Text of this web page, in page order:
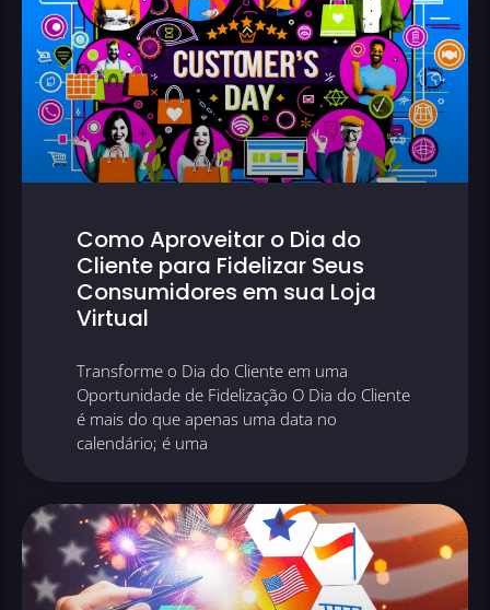
Como Aproveitar o Dia do
Cliente para Fidelizar Seus
Consumidores em sua Loja
Virtual
Transforme o Dia do Cliente em uma
Oportunidade de Fidelização O Dia do Cliente
é mais do que apenas uma data no
calendário; é uma